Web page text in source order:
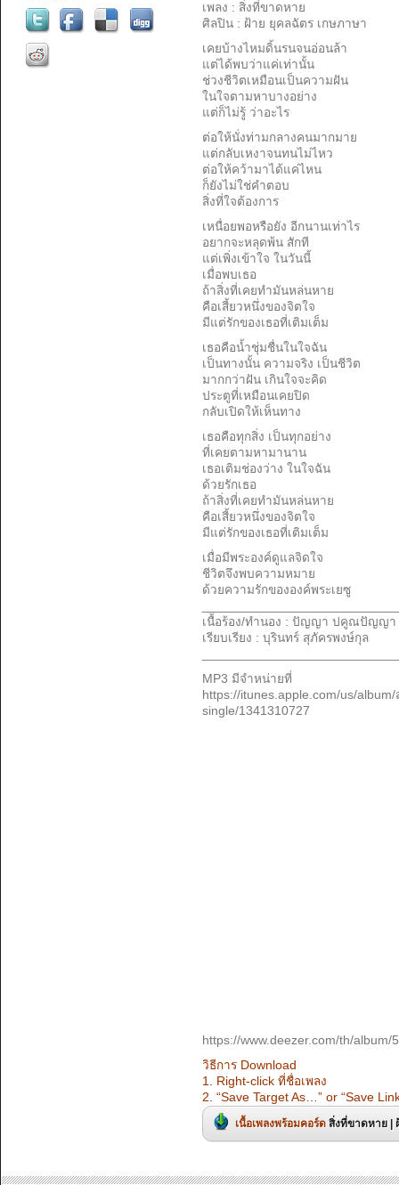
เพลง : สิ่งที่ขาดหาย
ศิลปิน : ฝ้าย ยุคลฉัตร เกษภาษา
เคยบ้างไหมดิ้นรนจนอ่อนล้า
แต่ได้พบว่าแค่เท่านั้น
ช่วงชีวิตเหมือนเป็นความฝัน
ในใจตามหาบางอย่าง
แต่ก็ไม่รู้ ว่าอะไร
ต่อให้นั่งท่ามกลางคนมากมาย
แต่กลับเหงาจนทนไม่ไหว
ต่อให้คว้ามาได้แค่ไหน
ก็ยังไม่ใช่คำตอบ
สิ่งที่ใจต้องการ
เหนื่อยพอหรือยัง อีกนานเท่าไร
อยากจะหลุดพ้น สักที
แต่เพิ่งเข้าใจ ในวันนี้
เมื่อพบเธอ
ถ้าสิ่งที่เคยทำมันหล่นหาย
คือเสี้ยวหนึ่งของจิตใจ
มีแต่รักของเธอที่เติมเต็ม
เธอคือน้ำชุ่มชื่นในใจฉัน
เป็นทางนั้น ความจริง เป็นชีวิต
มากกว่าฝัน เกินใจจะคิด
ประตูที่เหมือนเคยปิด
กลับเปิดให้เห็นทาง
เธอคือทุกสิ่ง เป็นทุกอย่าง
ที่เคยตามหามานาน
เธอเติมช่องว่าง ในใจฉัน
ด้วยรักเธอ
ถ้าสิ่งที่เคยทำมันหล่นหาย
คือเสี้ยวหนึ่งของจิตใจ
มีแต่รักของเธอที่เติมเต็ม
เมื่อมีพระองค์ดูแลจิดใจ
ชีวิตจึงพบความหมาย
ด้วยความรักขององค์พระเยซู
เนื้อร้อง/ทำนอง : ปัญญา ปคูณปัญญา
เรียบเรียง : บุรินทร์ สุภัครพงษ์กุล
MP3 มีจำหน่ายที่
https://itunes.apple.com/us/
single/1341310727
https://www.deezer.com/th/album/
วิธีการ Download
1. Right-click ที่ชื่อเพลง
2. “Save Target As…” or “Save
เนื้อเพลงพร้อมคอร์ด สิ่งที่ขาดหาย |